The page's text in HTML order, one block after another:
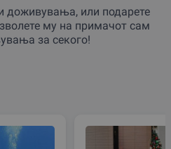
доживувања, или подарете
му на примачот сам
за секого!